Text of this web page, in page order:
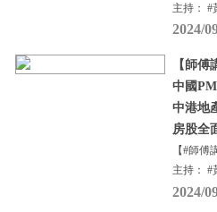
主持： #
2024/
【師
中國
中港地
房股全
【#師傅
主持： #
2024/